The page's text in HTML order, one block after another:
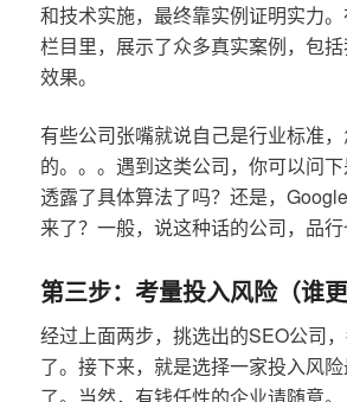
和技术实施，最终靠实例证明实力
栏目里，展示了众多真实案例，包
效果。
有些公司张嘴就说自己是行业标准
的。。。遇到这类公司，你可以问
透露了具体算法了吗？还是，
来了？一般，说这种话的公司，品行
第三步：考量投入风险（谁更
经过上面两步，挑选出的SEO公司
了。接下来，就是选择一家投入风